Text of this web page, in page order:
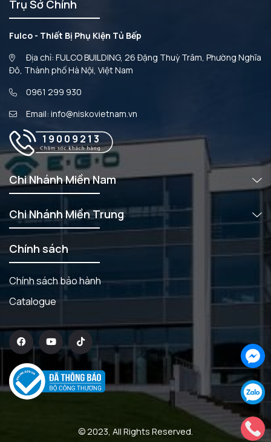
Trụ Sở Chính
Fulco - Thiết Bị Phụ Kiện Tủ Bếp
Địa chỉ: FULCO BUILDING, 26 Đặng Thuỳ Trâm, Phường Nghĩa
Đô, Thành phố Hà Nội, Việt Nam
0961 299 930
Email: info@niskovietnam.vn
19009213
Chi Nhánh Miền Nam
Chi Nhánh Miền Trung
Chính sách
Chính sách bảo hành
Catalogue
© 2023, All Rights Reserved.